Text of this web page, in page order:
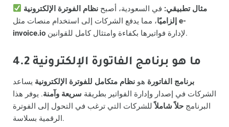
مثال تطبيقي: في السعودية، أصبح نظام الفوترة الإلكترونية
إلزاميًا e-
invoice.io
لإدارة فواتيرها بكفاءة وامتثال كامل للقوانين.
4.2 ما هو برنامج الفاتورة الإلكترونية
برنامج الفاتورة هو نظام متكامل للفوترة الإلكترونية يساعد
الشركات في إصدار وإدارة الفواتير بطريقة سريعة وآمنة. يوفر هذا
البرنامج حلاً شاملاًللشركات التي ترغب في التحول إلى الفوترة
الرقمية بسلاسة.